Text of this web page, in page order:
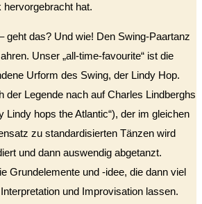
hat.
geht das? Und wie! Den Swing-Paartanz
Unser „all-time-favourite“ ist die
Urform des Swing, der Lindy Hop.
der Legende nach auf Charles Lindberghs
Lindy hops the Atlantic“), der im gleichen
zu standardisierten Tänzen wird
und dann auswendig abgetanzt.
Grundelemente und -idee, die dann viel
und Improvisation lassen.